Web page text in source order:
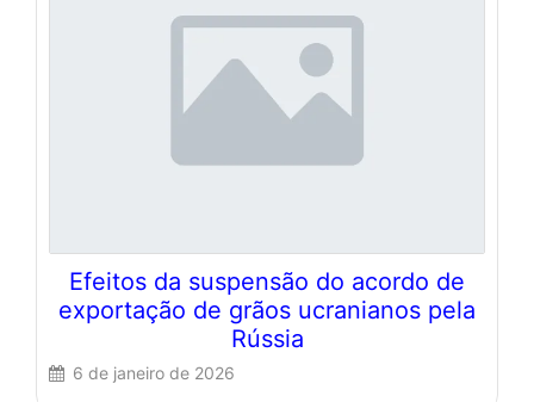
Efeitos da suspensão do acordo de
exportação de grãos ucranianos pela
Rússia
6 de janeiro de 2026